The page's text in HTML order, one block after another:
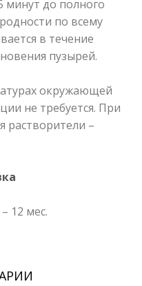
минут до полного
по всему
в течение
пузырей.
окружающей
не требуется. При
растворители –
12 мес.